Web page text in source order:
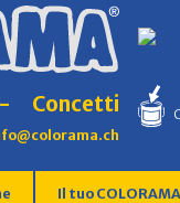
- Concetti
Il tuo